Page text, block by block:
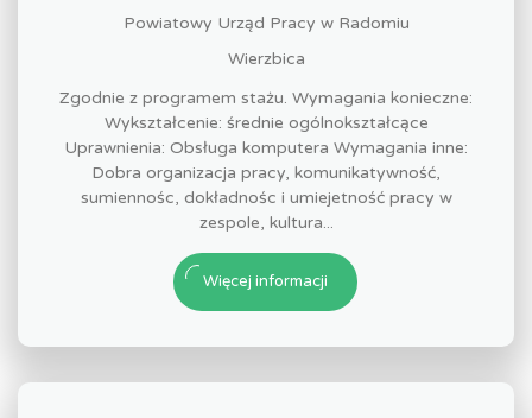
Powiatowy Urząd Pracy w Radomiu
Wierzbica
Zgodnie z programem stażu. Wymagania konieczne:
Wykształcenie: średnie ogólnokształcące
Uprawnienia: Obsługa komputera Wymagania inne:
Dobra organizacja pracy, komunikatywność,
sumiennośc, dokładnośc i umiejetność pracy w
zespole, kultura...
Więcej informacji